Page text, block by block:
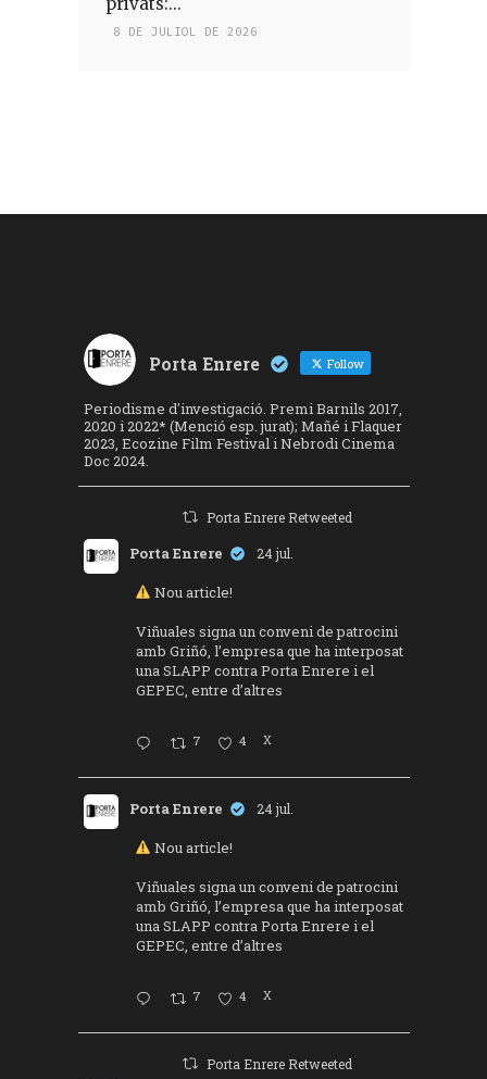
8 DE JULIOL DE 2026
Porta Enrere Follow
Periodisme d'investigació. Premi Barnils 2017,
2020 i 2022* (Menció esp. jurat); Mañé i Flaquer
2023, Ecozine Film Festival i Nebrodi Cinema
Doc 2024.
Porta Enrere Retweeted
Porta Enrere 24 jul.
Nou article!
Viñuales signa un conveni de patrocini
amb Griñó, l’empresa que ha interposat
una SLAPP contra Porta Enrere i el
GEPEC, entre d’altres
7 4 X
Porta Enrere 24 jul.
Nou article!
Viñuales signa un conveni de patrocini
amb Griñó, l’empresa que ha interposat
una SLAPP contra Porta Enrere i el
GEPEC, entre d’altres
7 4 X
Porta Enrere Retweeted